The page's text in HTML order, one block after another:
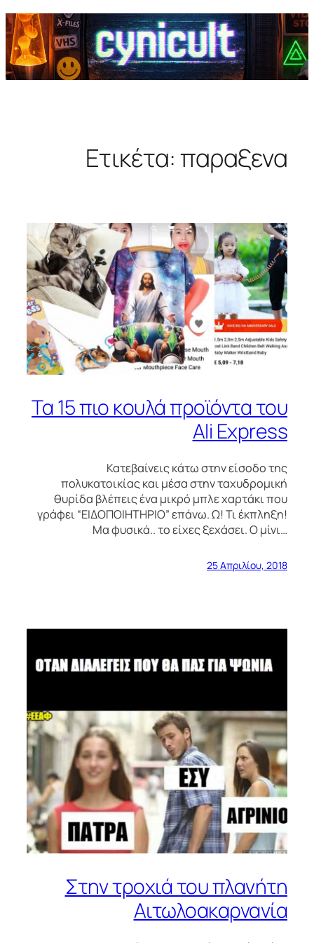
Ετικέτα:παραξενα
Τα 15 πιο κουλά προϊόντα του
Ali Express
Κατεβαίνεις κάτω στην είσοδο της
πολυκατοικίας και μέσα στην ταχυδρομική
θυρίδα βλέπεις ένα μικρό μπλε χαρτάκι που
γράφει “ΕΙΔΟΠΟΙΗΤΗΡΙΟ” επάνω. Ω! Τι έκπληξη!
Μα φυσικά.. το είχες ξεχάσει. Ο μίνι…
25 Απριλίου, 2018
Στην τροχιά του πλανήτη
Αιτωλοακαρνανία